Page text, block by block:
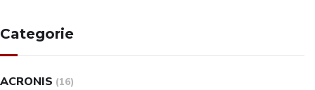
Categorie
ACRONIS (16)